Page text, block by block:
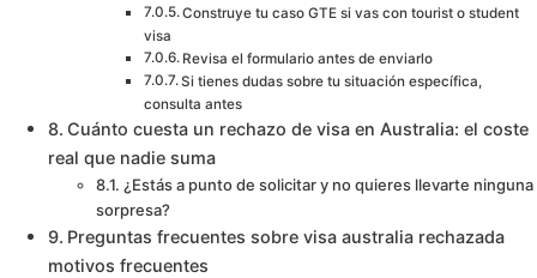
Construye tu caso GTE si vas con tourist o student
visa
Revisa el formulario antes de enviarlo
Si tienes dudas sobre tu situación específica,
consulta antes
Cuánto cuesta un rechazo de visa en Australia: el coste
real que nadie suma
¿Estás a punto de solicitar y no quieres llevarte ninguna
sorpresa?
Preguntas frecuentes sobre visa australia rechazada
motivos frecuentes